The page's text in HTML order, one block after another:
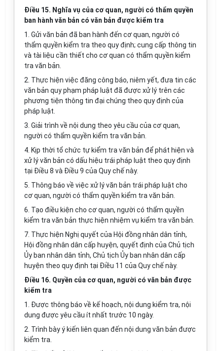
Điều 15. Nghĩa vụ của cơ quan, người có thẩm quyền
ban hành văn bản có văn bản được kiểm tra
1. Gửi văn bản đã ban hành đến cơ quan, người có
thẩm quyền kiểm tra theo quy định; cung cấp thông tin
và tài liệu cần thiết cho cơ quan có thẩm quyền kiểm
tra văn bản.
2. Thực hiện việc đăng công báo, niêm yết, đưa tin các
văn bản quy phạm pháp luật đã được xử lý trên các
phương tiện thông tin đại chúng theo quy định của
pháp luật.
3. Giải trình về nội dung theo yêu cầu của cơ quan,
người có thẩm quyền kiểm tra văn bản.
4. Kịp thời tổ chức tự kiểm tra văn bản để phát hiện và
xử lý văn bản có dấu hiệu trái pháp luật theo quy định
tại Điều 8 và Điều 9 của Quy chế này.
5. Thông báo về việc xử lý văn bản trái pháp luật cho
cơ quan, người có thẩm quyền kiểm tra văn bản.
6. Tạo điều kiện cho cơ quan, người có thẩm quyền
kiểm tra văn bản thực hiện nhiệm vụ kiểm tra văn bản.
7. Thực hiện Nghị quyết của Hội đồng nhân dân tỉnh,
Hội đồng nhân dân cấp huyện, quyết định của Chủ tịch
Ủy ban nhân dân tỉnh, Chủ tịch Ủy ban nhân dân cấp
huyện theo quy định tại Điều 11 của Quy chế này.
Điều 16. Quyền của cơ quan, người có văn bản được
kiểm tra
1. Được thông báo về kế hoạch, nội dung kiểm tra, nội
dung được yêu cầu ít nhất trước 10 ngày.
2. Trình bày ý kiến liên quan đến nội dung văn bản được
kiểm tra.